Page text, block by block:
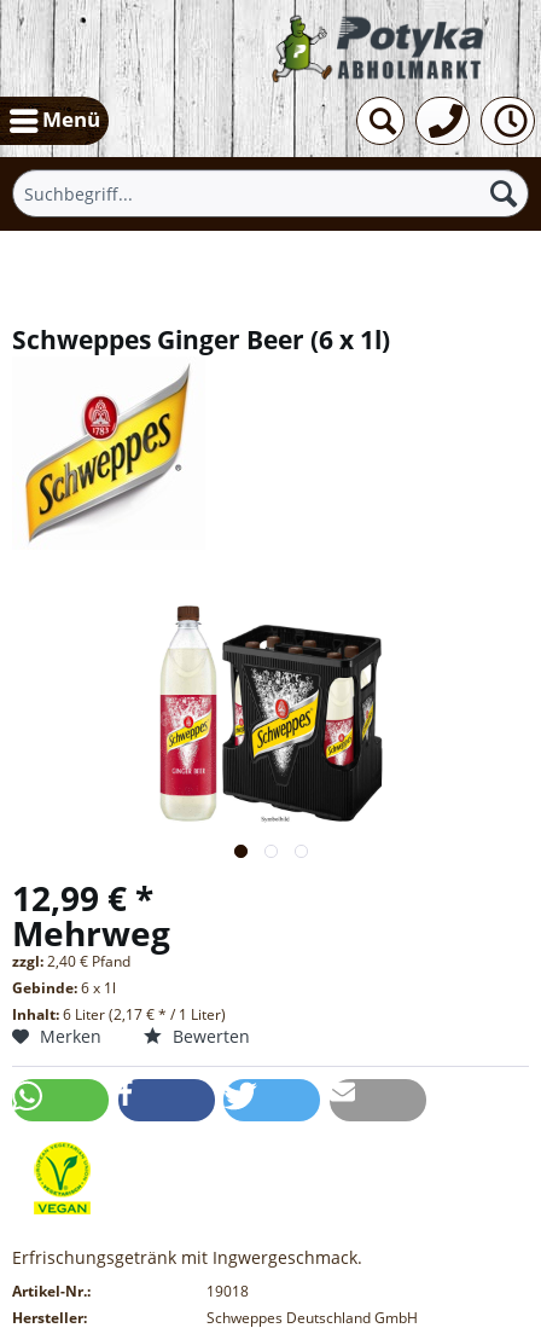
Menü
Schweppes Ginger Beer (6 x 1l)
12,99 € *
Mehrweg
zzgl:2,40 € Pfand
Gebinde:6 x 1l
Inhalt:6 Liter (2,17 € * / 1 Liter)
Merken Bewerten
Erfrischungsgetränk mit Ingwergeschmack.
Artikel-Nr.:
19018
Hersteller:
Schweppes Deutschland GmbH